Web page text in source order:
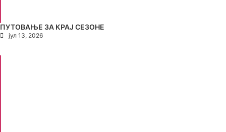
ПУТОВАЊЕ ЗА КРАЈ СЕЗОНЕ
јул 13, 2026